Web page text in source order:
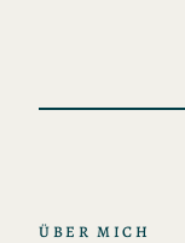
ÜBER MICH